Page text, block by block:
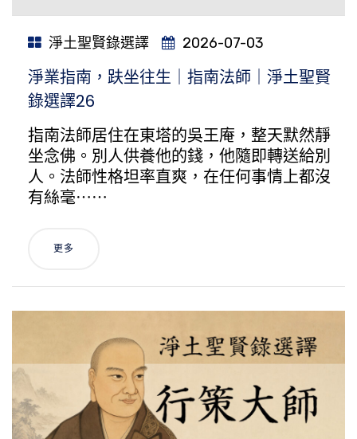
淨土聖賢錄選譯 2026-07-03
淨業指南，趺坐往生｜指南法師｜淨土聖賢
錄選譯26
指南法師居住在東塔的吳王庵，整天默然靜
坐念佛。別人供養他的錢，他隨即轉送給別
人。法師性格坦率直爽，在任何事情上都沒
有絲毫⋯⋯
更多